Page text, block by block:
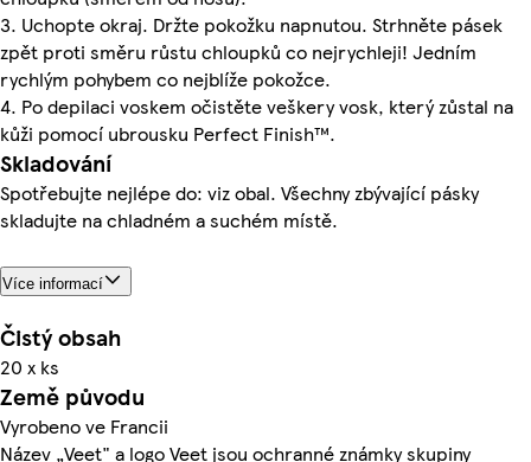
3. Uchopte okraj. Držte pokožku napnutou. Strhněte pásek
zpět proti směru růstu chloupků co nejrychleji! Jedním
rychlým pohybem co nejblíže pokožce.
4. Po depilaci voskem očistěte veškery vosk, který zůstal na
kůži pomocí ubrousku Perfect Finish™.
Skladování
Spotřebujte nejlépe do: viz obal. Všechny zbývající pásky
skladujte na chladném a suchém místě.
Více informací
Čistý obsah
20 x ks
Země původu
Vyrobeno ve Francii
Název „Veet" a logo Veet jsou ochranné známky skupiny